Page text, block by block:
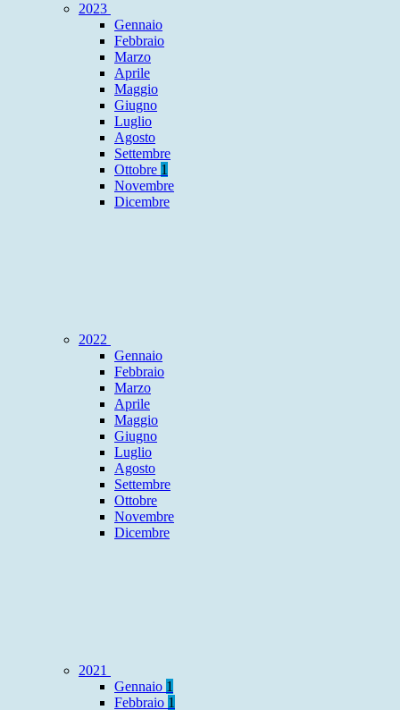
2023
Gennaio
Febbraio
Marzo
Aprile
Maggio
Giugno
Luglio
Agosto
Settembre
Ottobre 1
Novembre
Dicembre
2022
Gennaio
Febbraio
Marzo
Aprile
Maggio
Giugno
Luglio
Agosto
Settembre
Ottobre
Novembre
Dicembre
2021
Gennaio 1
Febbraio 1